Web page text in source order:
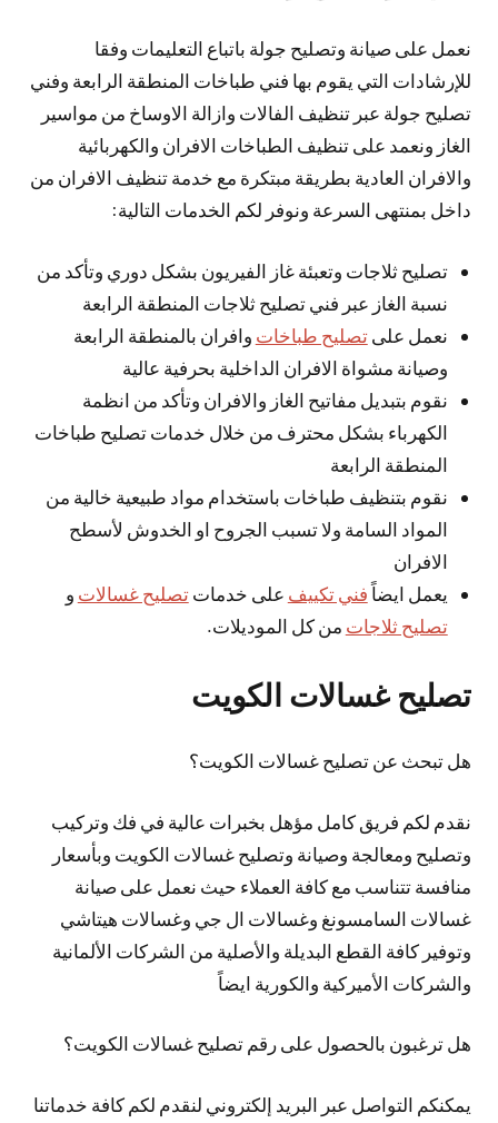
نعمل على صيانة وتصليح جولة باتباع التعليمات وفقا
للإرشادات التي يقوم بها فني طباخات المنطقة الرابعة وفني
تصليح جولة عبر تنظيف الفالات وازالة الاوساخ من مواسير
الغاز ونعمد على تنظيف الطباخات الافران والكهربائية
والافران العادية بطريقة مبتكرة مع خدمة تنظيف الافران من
داخل بمنتهى السرعة ونوفر لكم الخدمات التالية:
تصليح ثلاجات وتعبئة غاز الفيريون بشكل دوري وتأكد من
نسبة الغاز عبر فني تصليح ثلاجات المنطقة الرابعة
نعمل علىتصليح طباخات وافران بالمنطقة الرابعة
وصيانة مشواة الافران الداخلية بحرفية عالية
نقوم بتبديل مفاتيح الغاز والافران وتأكد من انظمة
الكهرباء بشكل محترف من خلال خدمات تصليح طباخات
المنطقة الرابعة
نقوم بتنظيف طباخات باستخدام مواد طبيعية خالية من
المواد السامة ولا تسبب الجروح او الخدوش لأسطح
الافران
يعمل ايضاًفني تكييف على خدماتتصليح غسالات و
تصليح ثلاجات من كل الموديلات.
تصليح غسالات الكويت
هل تبحث عن تصليح غسالات الكويت؟
نقدم لكم فريق كامل مؤهل بخبرات عالية في فك وتركيب
وتصليح ومعالجة وصيانة وتصليح غسالات الكويت وبأسعار
منافسة تتناسب مع كافة العملاء حيث نعمل على صيانة
غسالات السامسونغ وغسالات ال جي وغسالات هيتاشي
وتوفير كافة القطع البديلة والأصلية من الشركات الألمانية
والشركات الأميركية والكورية ايضاً
هل ترغبون بالحصول على رقم تصليح غسالات الكويت؟
يمكنكم التواصل عبر البريد إلكتروني لنقدم لكم كافة خدماتنا